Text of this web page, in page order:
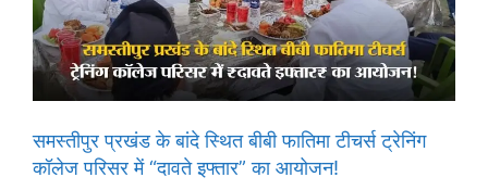
समस्तीपुर प्रखंड के बांदे स्थित बीबी फातिमा टीचर्स ट्रेनिंग
कॉलेज परिसर में “दावते इफ्तार” का आयोजन!